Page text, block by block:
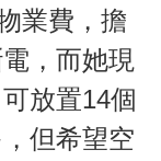
業費，擔
，而她現
放置14個
但希望空